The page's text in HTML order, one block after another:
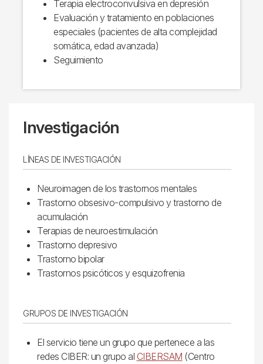
Terapia electroconvulsiva en depresión
Evaluación y tratamiento en poblaciones
especiales (pacientes de alta complejidad
somática, edad avanzada)
Seguimiento
Investigación
LÍNEAS DE INVESTIGACIÓN
Neuroimagen de los trastornos mentales
Trastorno obsesivo-compulsivo y trastorno de
acumulación
Terapias de neuroestimulación
Trastorno depresivo
Trastorno bipolar
Trastornos psicóticos y esquizofrenia
GRUPOS DE INVESTIGACIÓN
El servicio tiene un grupo que pertenece a las
redes CIBER: un grupo al CIBERSAM (Centro